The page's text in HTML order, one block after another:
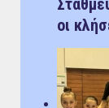
οι